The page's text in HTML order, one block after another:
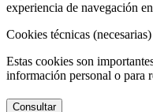
experiencia de navegación
Cookies técnicas (necesarias)
Estas cookies son
información personal o para
Consultar